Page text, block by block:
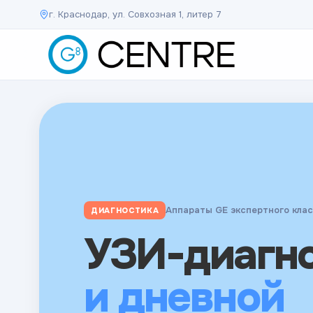
г. Краснодар, ул. Совхозная 1, литер 7
КОНСУЛЬТАЦИИ Ведущие специалисты края
врачей
ДИАГНОСТИКА Аппараты GE экспертного
УЗИ-
и дневной
АНАЛИЗЫ Результаты в кратчайшие сроки
Анализы